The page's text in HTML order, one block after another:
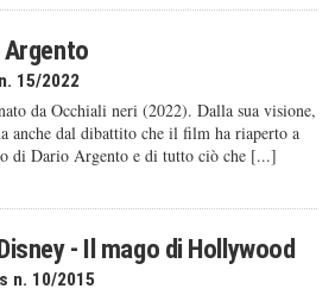
Argento
15/2022
da Occhiali neri (2022). Dalla sua visione,
anche dal dibattito che il film ha riaperto a
di Dario Argento e di tutto ciò che [...]
- Il mago di Hollywood
n. 10/2015